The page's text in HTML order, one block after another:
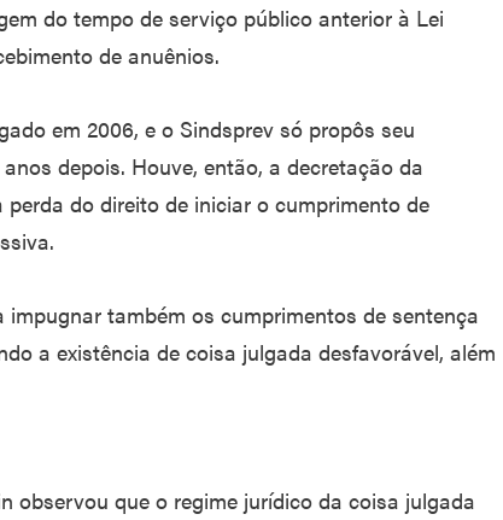
do tempo de serviço público anterior à Lei
de anuênios.
em 2006, e o Sindsprev só propôs seu
depois. Houve, então, a decretação da
do direito de iniciar o cumprimento de
impugnar também os cumprimentos de sentença
a existência de coisa julgada desfavorável, além
observou que o regime jurídico da coisa julgada